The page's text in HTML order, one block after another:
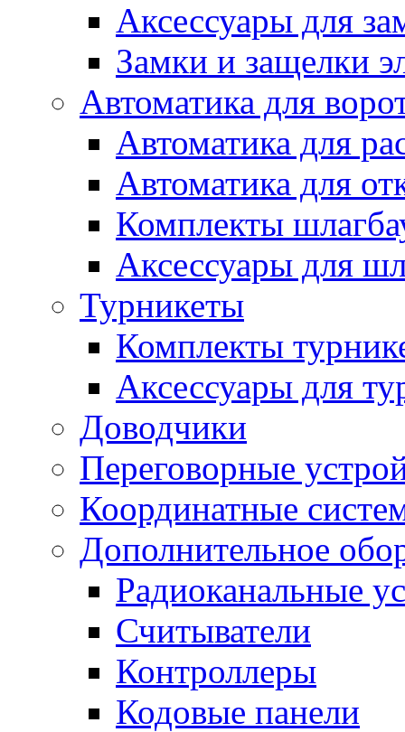
Аксессуары для
Замки и защелки
Автоматика для
Автоматика для
Автоматика для
Комплекты
Аксессуары для
Турникеты
Комплекты
Аксессуары для
Доводчики
Переговорные
Координатные
Дополнительное
Радиоканальные
Считыватели
Контроллеры
Кодовые панели